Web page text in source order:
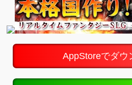
AppStoreでダウ